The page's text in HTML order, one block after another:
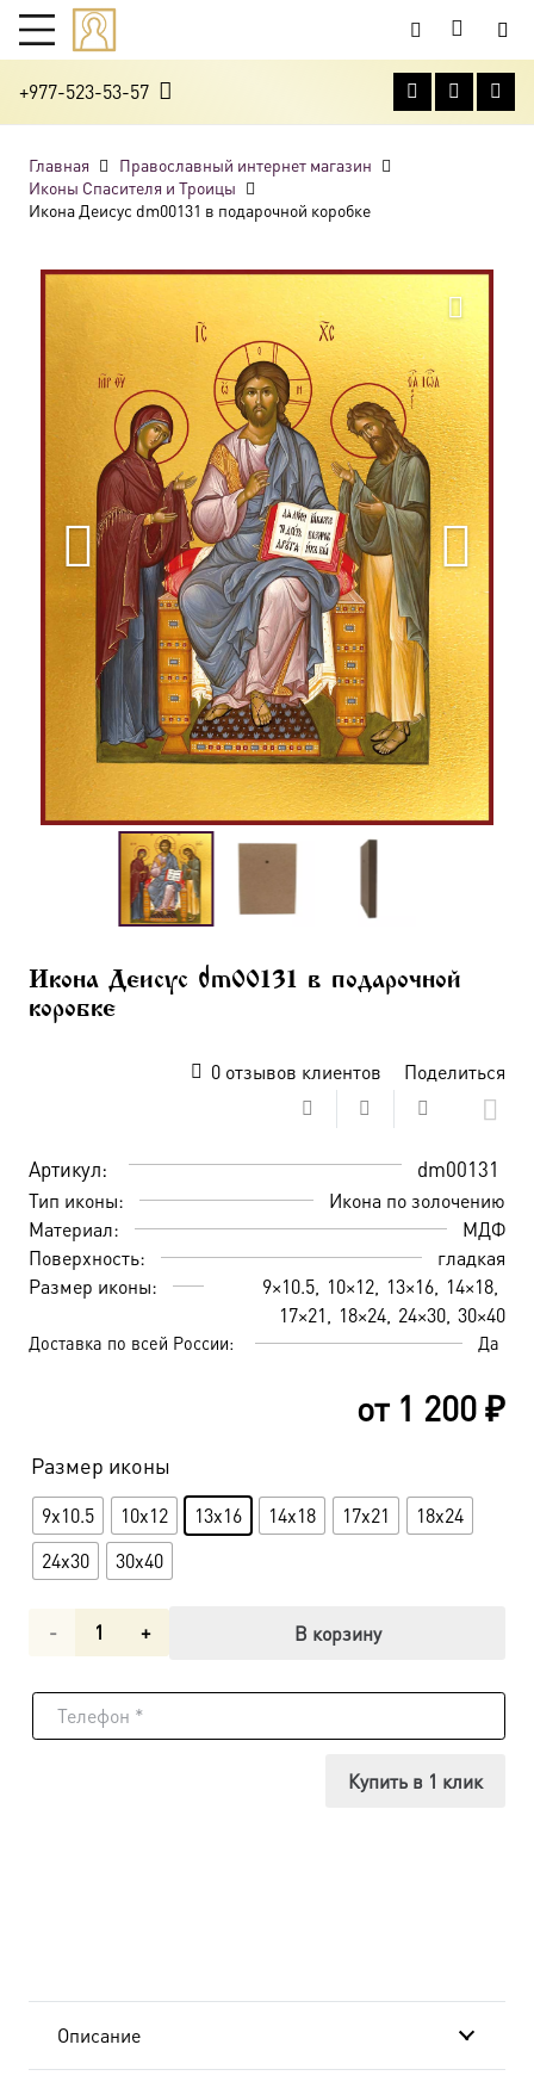
+977-523-53-57
Главная
Православный интернет магазин
Иконы Спасителя и Троицы
Икона Деисус dm00131 в подарочной коробке
Икона Деисус dm00131 в подарочной
коробке
0отзывов клиентов Поделиться
Артикул: dm00131
Тип иконы:
Икона по золочению
Материал:
МДФ
Поверхность:
гладкая
Размер иконы:
9×10.5 10×12 13×16 14×18
17×21
18×24 24×30 30×40
Доставка по всей России: Да
от 1 200₽
Размер иконы
9x10.5 10x12 13x16 14x18 17x21
18x24
24x30
30x40
Количество
Икона
В корзину
Купить в 1 клик
Описание